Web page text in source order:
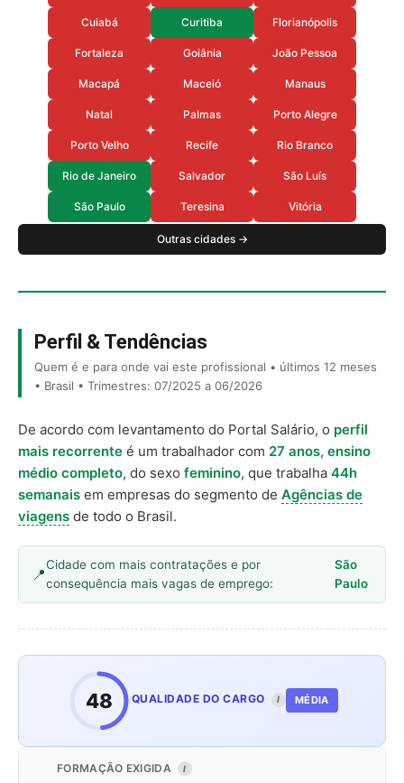
Cuiabá Curitiba Florianópolis
Fortaleza Goiânia João Pessoa
Macapá Maceió Manaus
Natal Palmas Porto Alegre
Porto Velho Recife Rio Branco
Rio de Janeiro Salvador São Luís
São Paulo Teresina Vitória
Outras cidades →
Perfil & Tendências
Quem é e para onde vai este profissional • últimos 12 meses
• Brasil • Trimestres: 07/2025 a 06/2026
De acordo com levantamento do Portal Salário, o perfil
mais recorrente é um trabalhador com 27 anos, ensino
médio completo, do sexo feminino, que trabalha 44h
semanais em empresas do segmento de Agências de
viagens de todo o Brasil.
Cidade com mais contratações e por
consequência mais vagas de emprego:
São
Paulo
48 QUALIDADE DO CARGO I MÉDIA
FORMAÇÃO EXIGIDA I